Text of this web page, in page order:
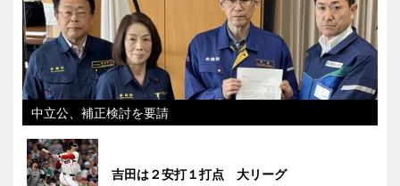
中立公、補正検討を要請
吉田は２安打１打点 大リーグ